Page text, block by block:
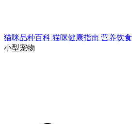
猫咪品种百科 猫咪健康指南 营养饮食
小型宠物